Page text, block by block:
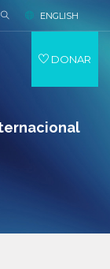
ENGLISH
DONAR